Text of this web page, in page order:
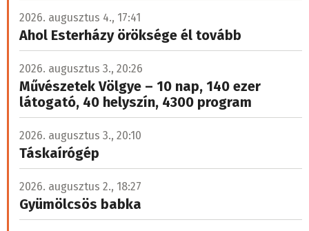
2026. augusztus 4., 17:41
Ahol Esterházy öröksége él tovább
2026. augusztus 3., 20:26
Művészetek Völgye – 10 nap, 140 ezer
látogató, 40 helyszín, 4300 program
2026. augusztus 3., 20:10
Táskaírógép
2026. augusztus 2., 18:27
Gyümölcsös babka